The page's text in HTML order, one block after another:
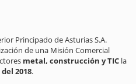
Principado de Asturias S.A.
de una Misión Comercial
metal, construcción y TIC la
2018.